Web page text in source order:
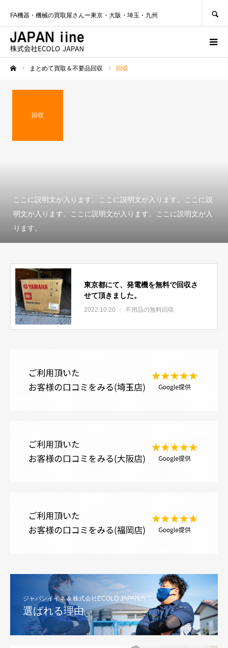
FA機器・機械の買取屋さんー東京・大阪・埼玉・九州
まとめて買取＆不要品回収 回収
回収
ここに説明文が入ります。ここに説明文が入ります。ここに説
明文が入ります。ここに説明文が入ります。ここに説明文が入
ります。
東京都にて、発電機を無料で回収さ
せて頂きました。
2022.10.20 不用品の無料回収
ジャパンイイネ & 株式会社ECOLO JAPANの
選ばれる理由